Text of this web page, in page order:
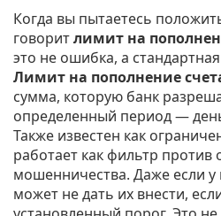
Когда вы пытаетесь
говоритлимит на
это не ошибка, а
Лимит на пополнение
сумма, которую банк
определенный период —
Также известен как
работает как фильтр против
мошенничества. Даже если у
может не дать их внести,